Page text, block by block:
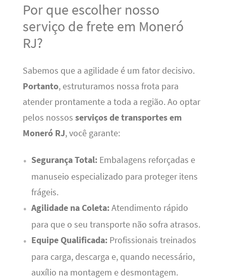
Por que escolher nosso
serviço de frete em Moneró
RJ?
Sabemos que a agilidade é um fator decisivo.
Portanto, estruturamos nossa frota para
atender prontamente a toda a região. Ao optar
pelos nossos serviços de transportes em
Moneró RJ, você garante:
Segurança Total:Embalagens reforçadas e
manuseio especializado para proteger itens
frágeis.
Agilidade na Coleta:Atendimento rápido
para que o seu transporte não sofra atrasos.
Equipe Qualificada:Profissionais treinados
para carga, descarga e, quando necessário,
auxílio na montagem e desmontagem.